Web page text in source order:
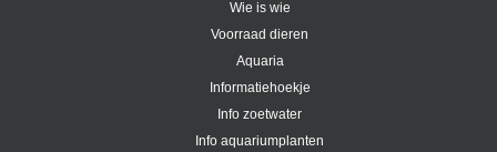
Wie is wie
Voorraad dieren
Aquaria
Informatiehoekje
Info zoetwater
Info aquariumplanten